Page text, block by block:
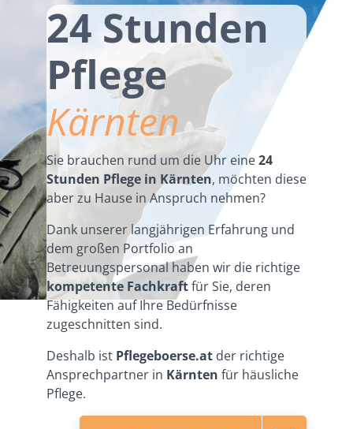
24 Stunden
Pflege
Kärnten
Sie brauchen rund um die Uhr eine24
Stunden Pflege in Kärnten, möchten diese
aber zu Hause in Anspruch nehmen?
Dank unserer langjährigen Erfahrung und
dem großen Portfolio an
Betreuungspersonal haben wir die richtige
kompetente Fachkraftfür Sie, deren
Fähigkeiten auf Ihre Bedürfnisse
zugeschnitten sind.
Deshalb ist Pflegeboerse.at der richtige
Ansprechpartner in Kärnten für häusliche
Pflege.